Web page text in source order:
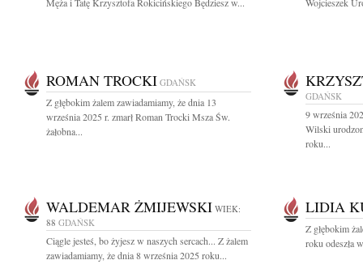
ROMAN TROCKI GDAŃSK
Z głębokim żalem zawiadamiamy, że dnia 13
września 2025 r. zmarł Roman Trocki Msza Św.
żałobna...
GDAŃSK
9 września
Wilski
roku...
WALDEMAR ŻMIJEWSKI WIEK:
88 GDAŃSK
Ciągle jesteś, bo żyjesz w naszych sercach... Z żalem
zawiadamiamy, że dnia 8 września 2025 roku...
LIDIA
Z głębokim
roku odeszła